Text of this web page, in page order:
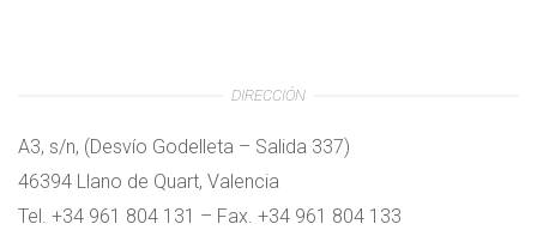
DIRECCIÓN
A3, s/n, (Desvío Godelleta – Salida 337)
46394 Llano de Quart, Valencia
Tel. +34 961 804 131 – Fax. +34 961 804 133